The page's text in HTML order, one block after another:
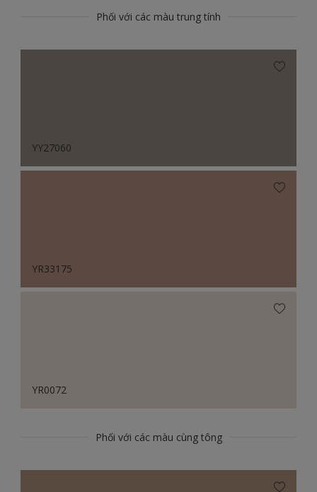
Phối với các màu trung tính
YY27060
YR33175
YR0072
Phối với các màu cùng tông